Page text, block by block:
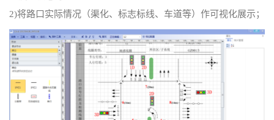
2)将路口实际情况（渠化、标志标线、车道等）作可视化展示；